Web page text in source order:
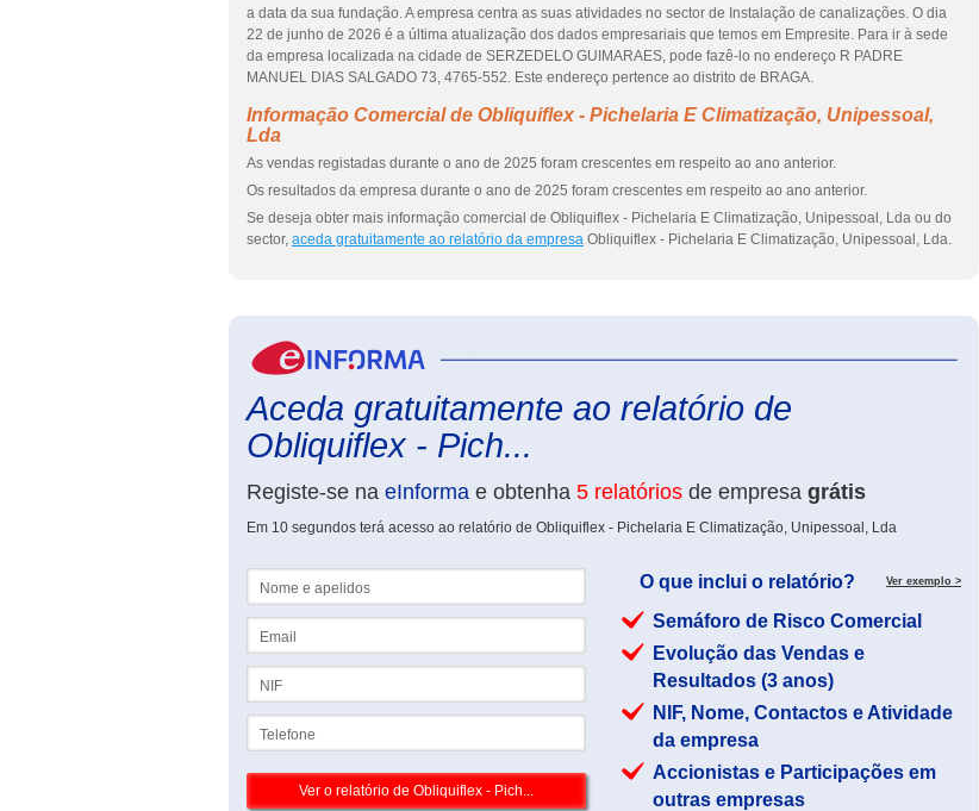
a data da sua fundação. A empresa centra as suas atividades no sector de Instalação de canalizações. O dia
22 de junho de 2026 é a última atualização dos dados empresariais que temos em Empresite. Para ir à sede
da empresa localizada na cidade de SERZEDELO GUIMARAES, pode fazê-lo no endereço R PADRE
MANUEL DIAS SALGADO 73, 4765-552. Este endereço pertence ao distrito de BRAGA.
Informação Comercial de Obliquiflex - Pichelaria E Climatização, Unipessoal,
Lda
As vendas registadas durante o ano de 2025 foram crescentes em respeito ao ano anterior.
Os resultados da empresa durante o ano de 2025 foram crescentes em respeito ao ano anterior.
Se deseja obter mais informação comercial de Obliquiflex - Pichelaria E Climatização, Unipessoal, Lda ou do
sector, aceda gratuitamente ao relatório da empresa Obliquiflex - Pichelaria E Climatização, Unipessoal, Lda.
Aceda gratuitamente ao relatório de
Obliquiflex - Pich...
Registe-se na eInforma e obtenha 5 relatórios de empresa grátis
Em 10 segundos terá acesso ao relatório de Obliquiflex - Pichelaria E Climatização, Unipessoal, Lda
O que inclui o relatório? Ver exemplo >
Semáforo de Risco Comercial
Evolução das Vendas e
Resultados (3 anos)
NIF, Nome, Contactos e Atividade
da empresa
Accionistas e Participações em
outras empresas